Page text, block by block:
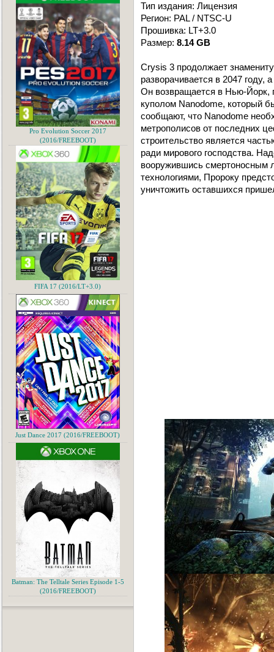
Тип издания: Лицензия
Регион: PAL / NTSC-U
Прошивка: LT+3.0
Размер: 8.14 GB
Crysis 3 продолжает
разворачивается в 2047 году,
Он возвращается в Нью-Йорк,
куполом Nanodome, который
сообщают, что Nanodome
метрополисов от последних
строительство является
ради мирового господства.
вооружившись смертоносным
технологиями, Пророку
уничтожить оставшихся
Pro Evolution Soccer 2017
(2016/FREEBOOT)
FIFA 17 (2016/LT+3.0)
Just Dance 2017 (2016/FREEBOOT)
Batman: The Telltale Series Episode 1-5
(2016/FREEBOOT)